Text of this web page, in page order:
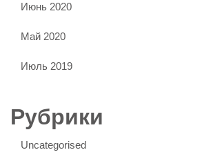
Июнь 2020
Май 2020
Июль 2019
Рубрики
Uncategorised